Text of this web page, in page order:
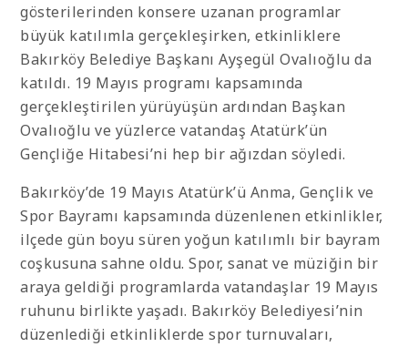
gösterilerinden konsere uzanan programlar
büyük katılımla gerçekleşirken, etkinliklere
Bakırköy Belediye Başkanı Ayşegül Ovalıoğlu da
katıldı. 19 Mayıs programı kapsamında
gerçekleştirilen yürüyüşün ardından Başkan
Ovalıoğlu ve yüzlerce vatandaş Atatürk’ün
Gençliğe Hitabesi’ni hep bir ağızdan söyledi.
Bakırköy’de 19 Mayıs Atatürk’ü Anma, Gençlik ve
Spor Bayramı kapsamında düzenlenen etkinlikler,
ilçede gün boyu süren yoğun katılımlı bir bayram
coşkusuna sahne oldu. Spor, sanat ve müziğin bir
araya geldiği programlarda vatandaşlar 19 Mayıs
ruhunu birlikte yaşadı. Bakırköy Belediyesi’nin
düzenlediği etkinliklerde spor turnuvaları,